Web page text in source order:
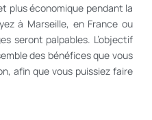
plus économique pendant la
à Marseille, en France ou
seront palpables. L’objectif
des bénéfices que vous
afin que vous puissiez faire